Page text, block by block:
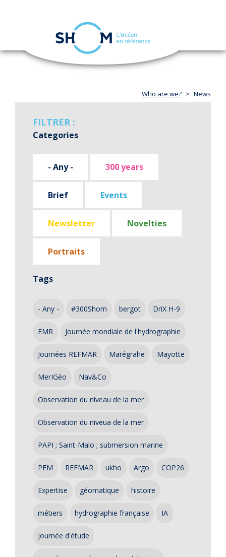
Skip
navigation
Who are we? News
FILTRER :
Categories
- Any - 300 years
Brief Events
Newsletter Novelties
Portraits
Tags
- Any - #300Shom bergot DriX H-9
EMR Journée mondiale de l'hydrographie
Journées REFMAR Marégrahe Mayotte
MerIGéo Nav&Co
Observation du niveau de la mer
Observation du niveua de la mer
PAPI ; Saint-Malo ; submersion marine
PEM REFMAR ukho Argo COP26
Expertise géomatique histoire
métiers hydrographie française IA
journée d'étude